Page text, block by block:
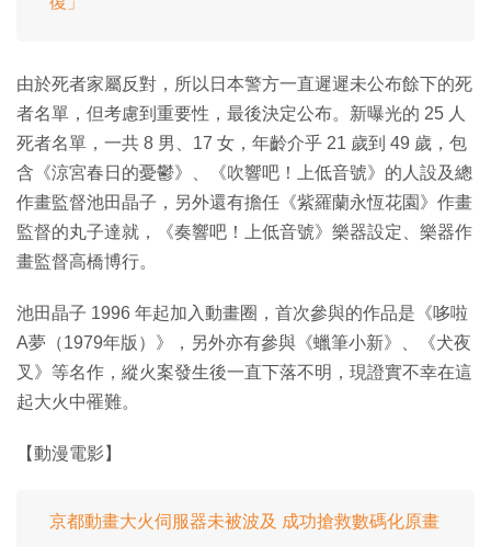
由於死者家屬反對，所以日本警方一直遲遲未公布餘下的死
者名單，但考慮到重要性，最後決定公布。新曝光的 25 人
死者名單，一共 8 男、17 女，年齡介乎 21 歲到 49 歲，包
含《涼宮春日的憂鬱》、《吹響吧！上低音號》的人設及總
作畫監督池田晶子，另外還有擔任《紫羅蘭永恆花園》作畫
監督的丸子達就，《奏響吧！上低音號》樂器設定、樂器作
畫監督高橋博行。
池田晶子 1996 年起加入動畫圈，首次參與的作品是《哆啦
A夢（1979年版）》，另外亦有參與《蠟筆小新》、《犬夜
叉》等名作，縱火案發生後一直下落不明，現證實不幸在這
起大火中罹難。
【動漫電影】
京都動畫大火伺服器未被波及 成功搶救數碼化原畫